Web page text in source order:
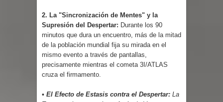
2. La "Sincronización de Mentes" y la
Supresión del Despertar: Durante los 90
minutos que dura un encuentro, más de la mitad
de la población mundial fija su mirada en el
mismo evento a través de pantallas,
precisamente mientras el cometa 3I/ATLAS
cruza el firmamento.
• El Efecto de Estasis contra el Despertar: La